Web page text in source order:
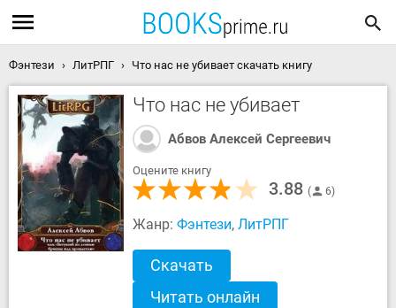
Фэнтези ЛитРПГ Что нас не убивает скачать книгу
Что нас не убивает
Абвов Алексей Сергеевич
Оцените книгу
3.88 6
Жанр: Фэнтези, ЛитРПГ
Скачать
Читать онлайн